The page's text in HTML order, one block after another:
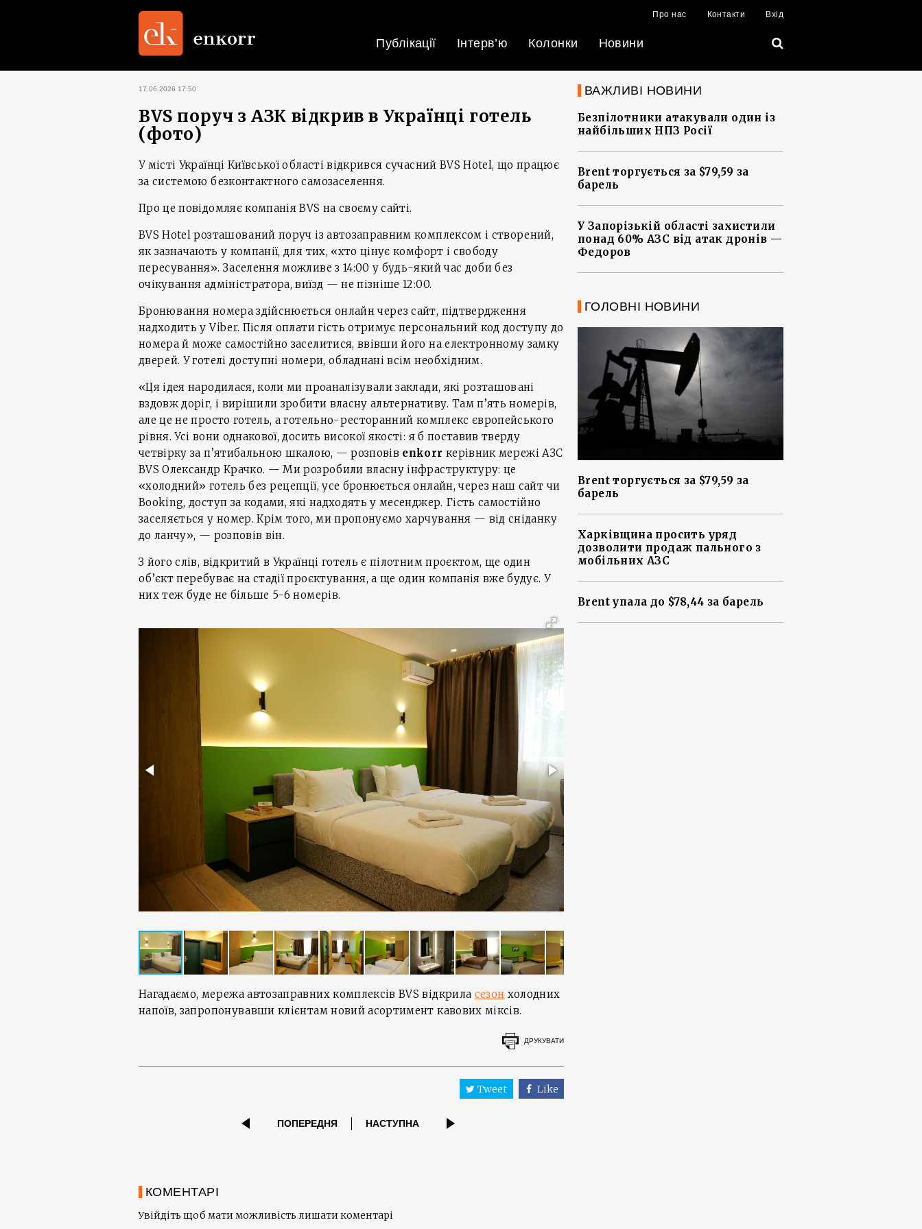
Про нас Контакти Вхід
Публікації Інтерв’ю Колонки Новини
17.06.2026 17:50
BVS поруч з АЗК відкрив в Українці готель
(фото)
У місті Українці Київської області відкрився сучасний BVS Hotel, що працює
за системою безконтактного самозаселення.
Про це повідомляє компанія BVS на своєму сайті.
BVS Hotel розташований поруч із автозаправним комплексом і створений,
як зазначають у компанії, для тих, «хто цінує комфорт і свободу
пересування». Заселення можливе з 14:00 у будь-який час доби без
очікування адміністратора, виїзд — не пізніше 12:00.
Бронювання номера здійснюється онлайн через сайт, підтвердження
надходить у Viber. Після оплати гість отримує персональний код доступу до
номера й може самостійно заселитися, ввівши його на електронному замку
дверей. У готелі доступні номери, обладнані всім необхідним.
«Ця ідея народилася, коли ми проаналізували заклади, які розташовані
вздовж доріг, і вирішили зробити власну альтернативу. Там п’ять номерів,
але це не просто готель, а готельно-ресторанний комплекс європейського
рівня. Усі вони однакової, досить високої якості: я б поставив тверду
четвірку за п’ятибальною шкалою, — розповів enkorr керівник мережі АЗС
BVS Олександр Крачко. — Ми розробили власну інфраструктуру: це
«холодний» готель без рецепції, усе бронюється онлайн, через наш сайт чи
Booking, доступ за кодами, які надходять у месенджер. Гість самостійно
заселяється у номер. Крім того, ми пропонуємо харчування — від сніданку
до ланчу», — розповів він.
З його слів, відкритий в Українці готель є пілотним проєктом, ще один
об’єкт перебуває на стадії проєктування, а ще один компанія вже будує. У
них теж буде не більше 5-6 номерів.
Нагадаємо, мережа автозаправних комплексів BVS відкрила сезон холодних
напоїв, запропонувавши клієнтам новий асортимент кавових міксів.
ДРУКУВАТИ
Tweet Like
ПОПЕРЕДНЯ НАСТУПНА
КОМЕНТАРІ
Увійдіть щоб мати можливість лишати коментарі
ВАЖЛИВІ НОВИНИ
Безпілотники атакували один із
найбільших НПЗ Росії
Brent торгується за $79,59 за
барель
У Запорізькій області захистили
понад 60% АЗС від атак дронів —
Федоров
ГОЛОВНІ НОВИНИ
Brent торгується за $79,59 за
барель
Харківщина просить уряд
дозволити продаж пального з
мобільних АЗС
Brent упала до $78,44 за барель